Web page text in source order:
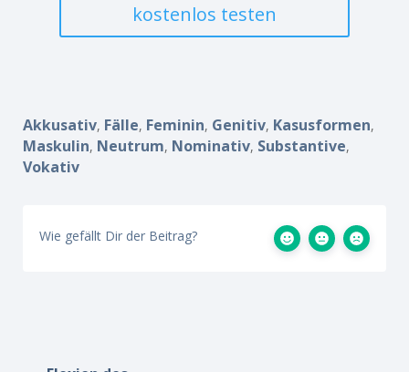
kostenlos testen
Akkusativ, Fälle, Feminin, Genitiv, Kasusformen,
Maskulin, Neutrum, Nominativ, Substantive,
Vokativ
Wie gefällt Dir der Beitrag?